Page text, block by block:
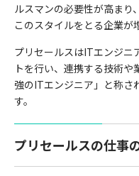
ルスマンの必要性が高まり
このスタイルをとる企業が
プリセールスはITエンジニ
トを行い、連携する技術
強のITエンジニア」と称さ
す。
プリセールスの仕事